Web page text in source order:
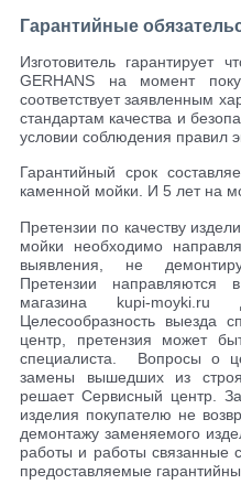
Гарантийные
Изготовитель гарантирует
GERHANS на момент
соответствует заявленным
стандартам качества и
условии соблюдения правил
Гарантийный срок
каменной мойки. И 5 лет на
Претензии по качеству
мойки необходимо
выявления, не
Претензии направляются
магазина kupi-moyki.ru
Целесообразность выезда
центр, претензия может
специалиста. Вопросы о
замены вышедших из
решает Сервисный центр.
изделия покупателю не
демонтажу заменяемого
работы и работы связанные
предоставляемые